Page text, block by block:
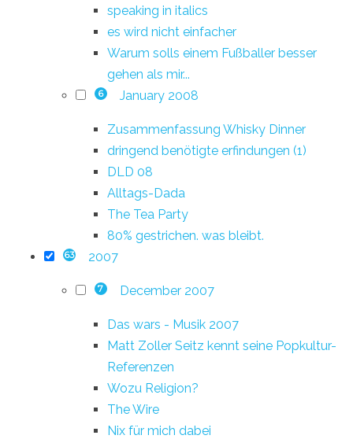
speaking in italics
es wird nicht einfacher
Warum solls einem Fußballer besser
gehen als mir...
6 January 2008
Zusammenfassung Whisky Dinner
dringend benötigte erfindungen (1)
DLD 08
Alltags-Dada
The Tea Party
80% gestrichen. was bleibt.
63 2007
7 December 2007
Das wars - Musik 2007
Matt Zoller Seitz kennt seine Popkultur-
Referenzen
Wozu Religion?
The Wire
Nix für mich dabei